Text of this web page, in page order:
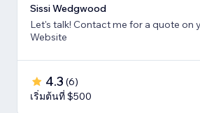
Sissi Wedgwood
Let's talk! Contact me for a quote on
Website
4.3 (6)
เริ่มต้นที่ $500